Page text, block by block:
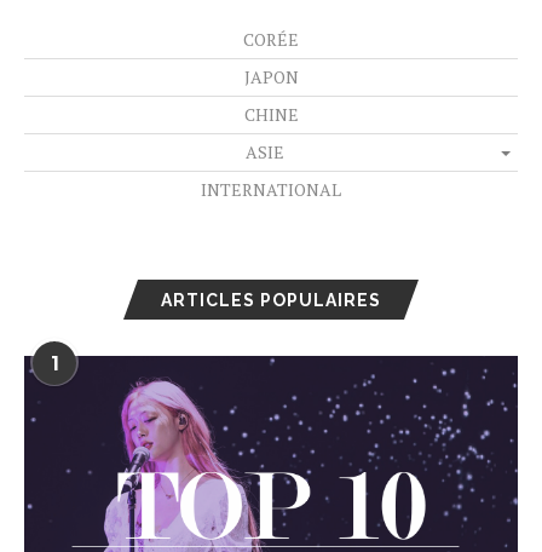
CORÉE
JAPON
CHINE
ASIE
INTERNATIONAL
ARTICLES POPULAIRES
1